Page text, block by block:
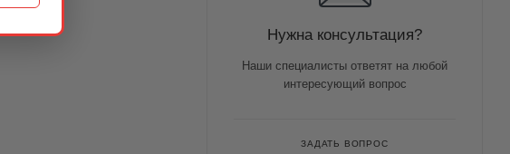
Нужна консультация?
Наши специалисты ответят на любой
интересующий вопрос
ЗАДАТЬ ВОПРОС